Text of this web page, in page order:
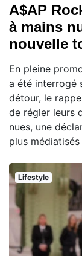
A$AP
à mains
nouvelle
En pleine
a été interrogé
détour, le
de régler leurs
nues, une
plus
Lifestyle